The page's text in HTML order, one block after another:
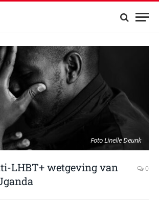
Foto Linelle Deunk
LHBT+ wetgeving van
0